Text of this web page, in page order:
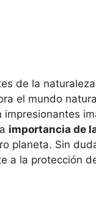
de la
el mundo
impresionantes
importancia de
planeta. Sin
a la protección